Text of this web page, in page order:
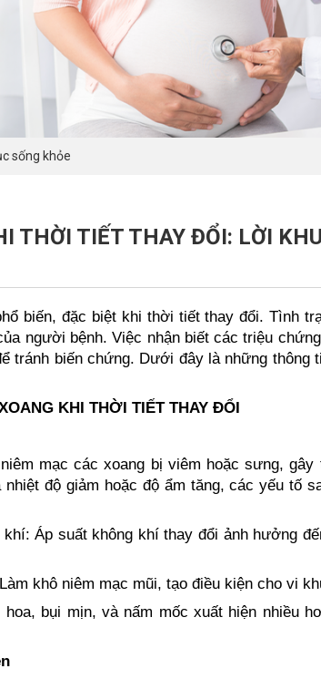
sống khỏe
THỜI TIẾT THAY ĐỔI: LỜI
biến, đặc biệt khi thời tiết thay đổi. Tình
người bệnh. Việc nhận biết các triệu
tránh biến chứng. Dưới đây là những
KHI THỜI TIẾT THAY ĐỔI
mạc các xoang bị viêm hoặc sưng,
độ giảm hoặc độ ẩm tăng, các yếu tố
Áp suất không khí thay đổi ảnh hưởng
khô niêm mạc mũi, tạo điều kiện cho vi
hoa, bụi mịn, và nấm mốc xuất hiện nhiều